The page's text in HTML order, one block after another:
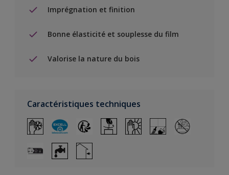
Imprégnation et finition
Bonne élasticité et souplesse du film
Valorise la nature du bois
Caractéristiques techniques